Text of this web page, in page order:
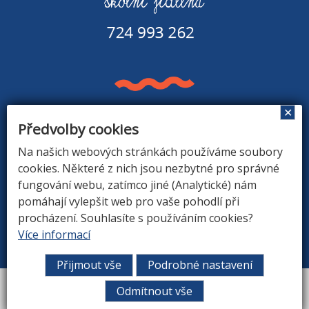
Základní škola a Mateřská škola v Rapšachu
378 07 Rapšach 290
GPS souřadnice: 48.8779183N, 14.9374494E
ÚVOD|O ŠKOLE|ZÁKLADNÍ ŠKOLA|MATEŘSKÁ
ŠKOLA
VytvořilARGON systems
Tvorba webových stránekRAZ DVA WEB
Předvolby cookies
Na našich webových stránkách používáme soubory
cookies. Některé z nich jsou nezbytné pro správné
fungování webu, zatímco jiné (Analytické) nám
pomáhají vylepšit web pro vaše pohodlí při
procházení. Souhlasíte s používáním cookies?
Více informací
Přijmout vše
Podrobné nastavení
Odmítnout vše
✕